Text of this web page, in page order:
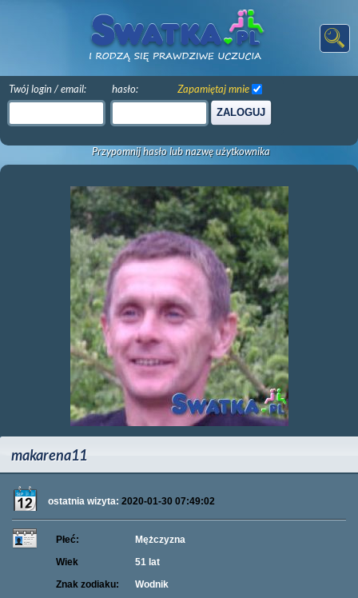
Twój login / email: hasło:
ZALOGUJ
Zapamiętaj mnie
Przypomnij hasło lub nazwę użytkownika
makarena11
ostatnia wizyta: 2020-01-30 07:49:02
Płeć:
Mężczyzna
Wiek
51 lat
Znak zodiaku:
Wodnik